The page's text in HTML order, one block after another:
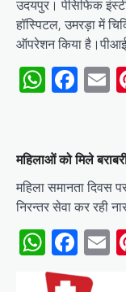
उदयपुर। पेसिफिक
हॉस्पिटल, उमरड़ा में
ऑपरेशन किया
महिलाओं को मिले
महिला समानता दिवस
निरन्तर सेवा कर रही